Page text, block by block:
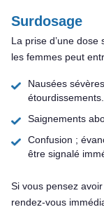
Surdosage
La prise d’une
les femmes peut
Nausées
étourdissements.
Saignements
Confusion ;
être signalé
Si vous pensez
rendez-vous